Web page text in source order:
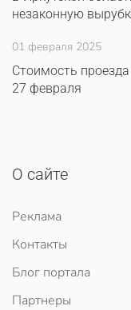
незаконную
01 февраля 2025
Стоимость
27 февраля
О сайте
Реклама
Контакты
Блог портала
Партнеры